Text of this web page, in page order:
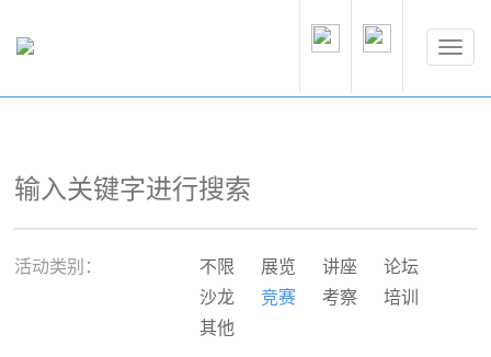
活动类别： 不限 展览 讲座
论坛
沙龙
竞赛 考察
培训
其他